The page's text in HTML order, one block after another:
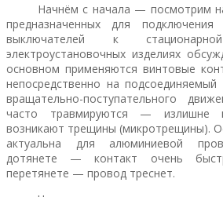
Начнём с начала — посмотрим
предназначенных для
выключателей к
электроустановочных изделиях
основном применяются винтовые
непосредственно на
вращательно-поступательного
часто травмируются — излишне
возникают трещины (микротрещины).
актуальна для алюминиевой
дотянете — контакт очень
перетянете — провод треснет.